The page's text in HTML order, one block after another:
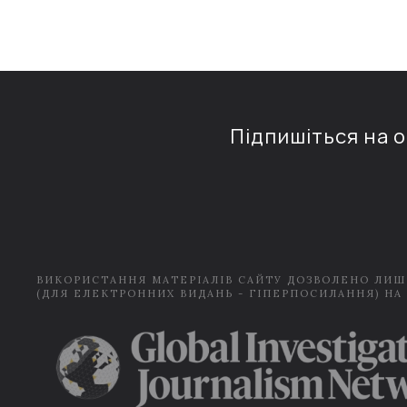
Підпишіться на
ВИКОРИСТАННЯ МАТЕРІАЛІВ САЙТУ ДОЗВОЛЕНО
(ДЛЯ ЕЛЕКТРОННИХ ВИДАНЬ - ГІПЕРПОСИЛАННЯ) НА